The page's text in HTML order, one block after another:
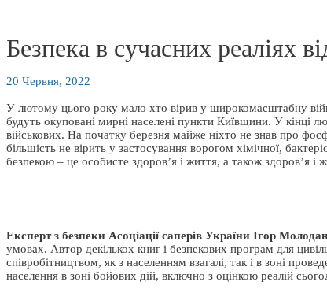
Безпека в сучасних реаліях
20 Червня, 2022
У лютому цього року мало хто вірив у широкомасштабну
будуть окуповані мирні населені пункти Київщини. У кінці
військових. На початку березня майже ніхто не знав про
більшість не вірить у застосування ворогом хімічної,
безпекою – це особисте здоров’я і життя, а також здоров’я і
Експерт з безпеки Асоціації саперів України Ігор
умовах. Автор декількох книг і безпекових програм для
співробітництвом, як з населенням взагалі, так і в зоні
населення в зоні бойових дій, включно з оцінкою реалій